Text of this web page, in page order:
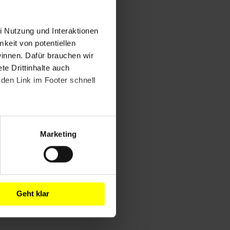
Nutzung und Interaktionen
von potentiellen
Dafür brauchen wir
Drittinhalte auch
Link im Footer schnell
Marketing
Geht klar